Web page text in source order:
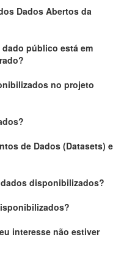
Dados Abertos da
público está em
no projeto
de Dados (Datasets) e
disponibilizados?
interesse não estiver